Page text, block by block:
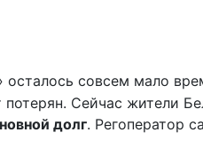
совсем мало
Сейчас жители
долг. Регоператор